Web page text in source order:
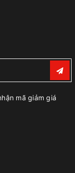
mã giảm giá